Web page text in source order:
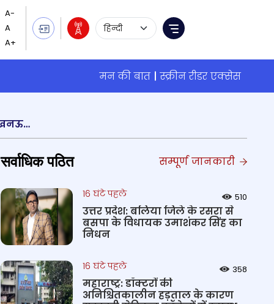
Language Selection
Menu
मन की बात स्क्रीन रीडर एक्सेस
भारत रत्न दिवंगत पूर्व प्रधानमंत्री अटल बिहारी वाजपेयी की सौवीं जयंती के अवसर पर उत्तर प्रदेश की राजधानी लखनऊ के लोक भवन में सुशासन दिवस समारोह का आयोजन किया गया
सर्वाधिक पठित सम्पूर्ण जानकारी
16 घंटे पहले 510
उत्तर प्रदेश: बलिया जिले के रसरा से
बसपा के विधायक उमाशंकर सिंह का
निधन
16 घंटे पहले 358
महाराष्ट्र: डॉक्टरों की
अनिश्चितकालीन हड़ताल के कारण